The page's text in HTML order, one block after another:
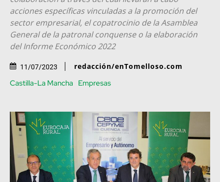
acciones específicas vinculadas a la promoción del
sector empresarial, el copatrocinio de la Asamblea
General de la patronal conquense o la elaboración
del Informe Económico 2022
11/07/2023 redacción/enTomelloso.com
Castilla-La Mancha Empresas